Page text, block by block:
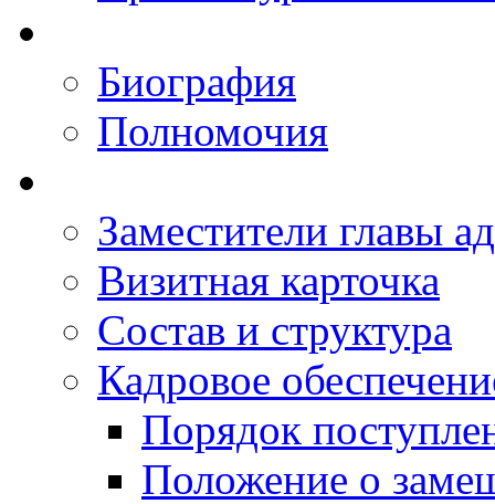
Биография
Полномочия
Заместители главы
Визитная карточка
Состав и структура
Кадровое
Порядок
Положение о